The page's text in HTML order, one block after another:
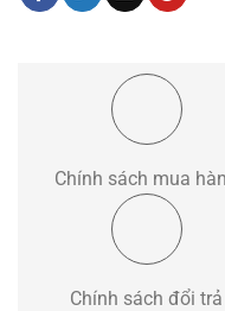
Chính sách mua
Chính sách đổi trả